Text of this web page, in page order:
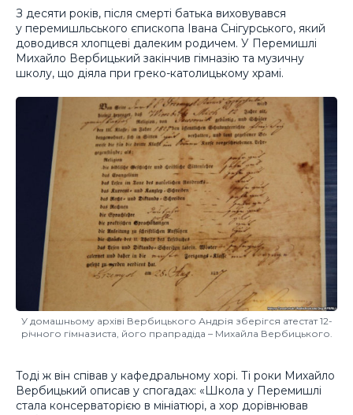
З десяти років, після смерті батька виховувався
у перемишльського єпископа Івана Снігурського, який
доводився хлопцеві далеким родичем. У Перемишлі
Михайло Вербицький закінчив гімназію та музичну
школу, що діяла при греко-католицькому храмі.
У домашньому архіві Вербицького Андрія зберігся атестат 12-
річного гімназиста, його прапрадіда – Михайла Вербицького.
Тоді ж він співав у кафедральному хорі. Ті роки Михайло
Вербицький описав у спогадах: «Школа у Перемишлі
стала консерваторією в мініатюрі, а хор дорівнював